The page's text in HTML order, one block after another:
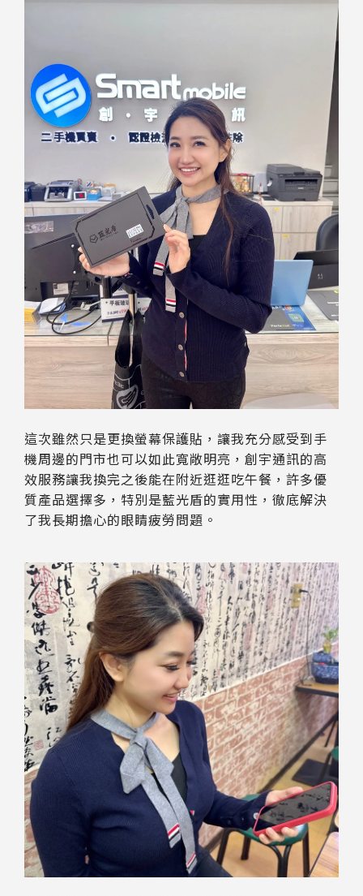
這次雖然只是更換螢幕保護貼，讓我充分感受到手
機周邊的門市也可以如此寬敞明亮，創宇通訊的高
效服務讓我換完之後能在附近逛逛吃午餐，許多優
質產品選擇多，特別是藍光盾的實用性，徹底解決
了我長期擔心的眼睛疲勞問題。